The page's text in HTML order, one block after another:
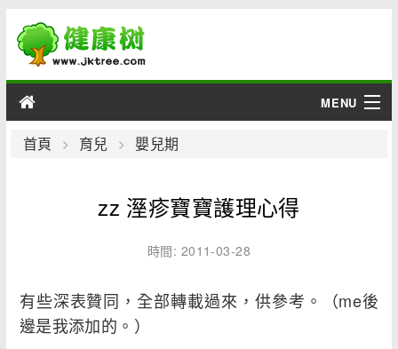
MENU
男性
綜合
首頁 育兒 嬰兒期
zz 溼疹寶寶護理心得
時間: 2011-03-28
有些深表贊同，全部轉載過來，供參考。（me後
邊是我添加的。）